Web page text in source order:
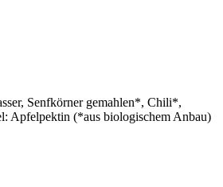
Senfkörner gemahlen*, Chili*,
Apfelpektin (*aus biologischem Anbau)